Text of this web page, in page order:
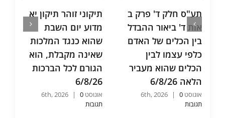
תע"ס חלק ד' פרק ב
אות ד' ביאור ההבדל
בין הכלים של האדם
כלפי עצמו לבין
הכלים שהוא מעביר
הלאה 6/8/26
אוגוסט 6th, 2026 |
0
תגובות
תיקוני זוהר תיקון יא
מדוע יום השבת
שהוא כנגד המלכות
שאינה מקבלת, הוא
הגורם לכל הברכות
6/8/26
אוגוסט 6th, 2026 |
0
תגובות